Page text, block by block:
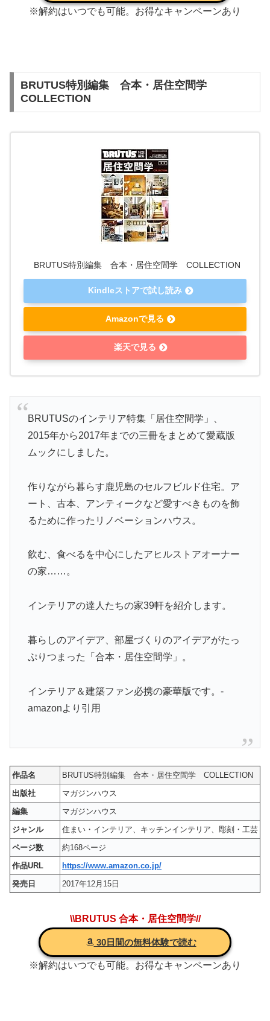
※解約はいつでも可能。お得なキャンペーンあり
BRUTUS特別編集 合本・居住空間学
COLLECTION
BRUTUS特別編集 合本・居住空間学 COLLECTION
Kindleストアで試し読み
Amazonで見る
楽天で見る
BRUTUSのインテリア特集「居住空間学」、
2015年から2017年までの三冊をまとめて愛蔵版
ムックにしました。
作りながら暮らす鹿児島のセルフビルド住宅。ア
ート、古本、アンティークなど愛すべきものを飾
るために作ったリノベーションハウス。
飲む、食べるを中心にしたアヒルストアオーナー
の家……。
インテリアの達人たちの家39軒を紹介します。
暮らしのアイデア、部屋づくりのアイデアがたっ
ぷりつまった「合本・居住空間学」。
インテリア＆建築ファン必携の豪華版です。-
amazonより引用
作品名
BRUTUS特別編集 合本・居住空間学 COLLECTION
出版社
マガジンハウス
編集
マガジンハウス
ジャンル
住まい・インテリア、キッチンインテリア、彫刻・工芸
ページ数
約168ページ
作品URL
https://www.amazon.co.jp/
発売日
2017年12月15日
\\BRUTUS 合本・居住空間学//
30日間の無料体験で読む
※解約はいつでも可能。お得なキャンペーンあり